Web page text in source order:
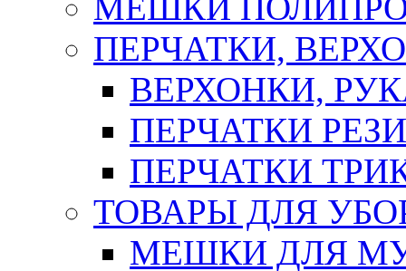
МЕШКИ
ПЕРЧАТКИ,
ВЕРХОНКИ,
ПЕРЧАТКИ
ПЕРЧАТКИ
ТОВАРЫ ДЛЯ
МЕШКИ ДЛЯ